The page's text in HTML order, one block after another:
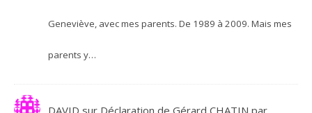
Geneviève, avec mes parents. De 1989 à 2009. Mais mes
parents y…
DAVID sur Déclaration de Gérard CHATIN par